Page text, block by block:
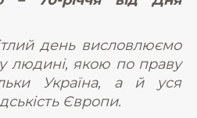
день висловлюємо
людині, якою по праву
Україна, а й уся
Європи.